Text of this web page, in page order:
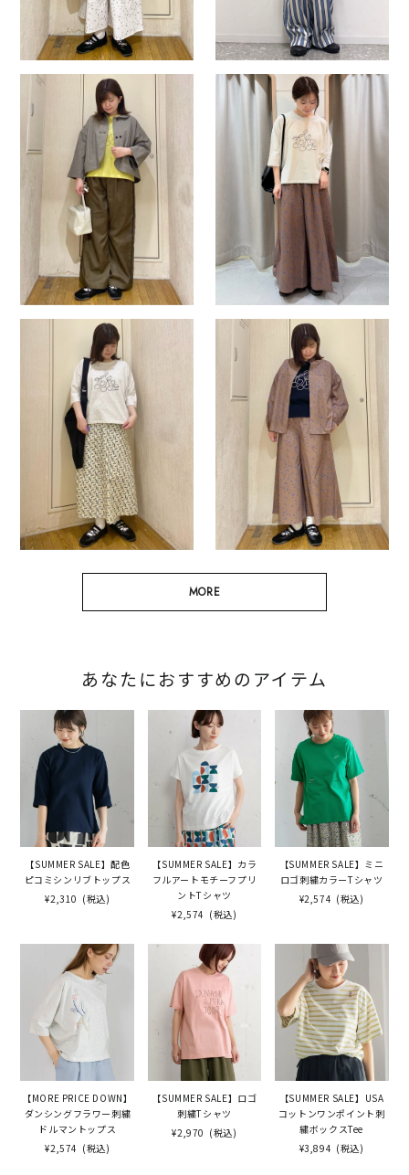
MORE
あなたにおすすめのアイテム
【SUMMER SALE】配色
ピコミシンリブトップス
¥2,310 (税込)
【SUMMER SALE】カラ
フルアートモチーフプリ
ントTシャツ
¥2,574 (税込)
【SUMMER SALE】ミニ
ロゴ刺繍カラーTシャツ
¥2,574 (税込)
【MORE PRICE DOWN】
ダンシングフラワー刺繍
ドルマントップス
¥2,574 (税込)
【SUMMER SALE】ロゴ
刺繍Tシャツ
¥2,970 (税込)
【SUMMER SALE】USA
コットンワンポイント刺
繍ボックスTee
¥3,894 (税込)